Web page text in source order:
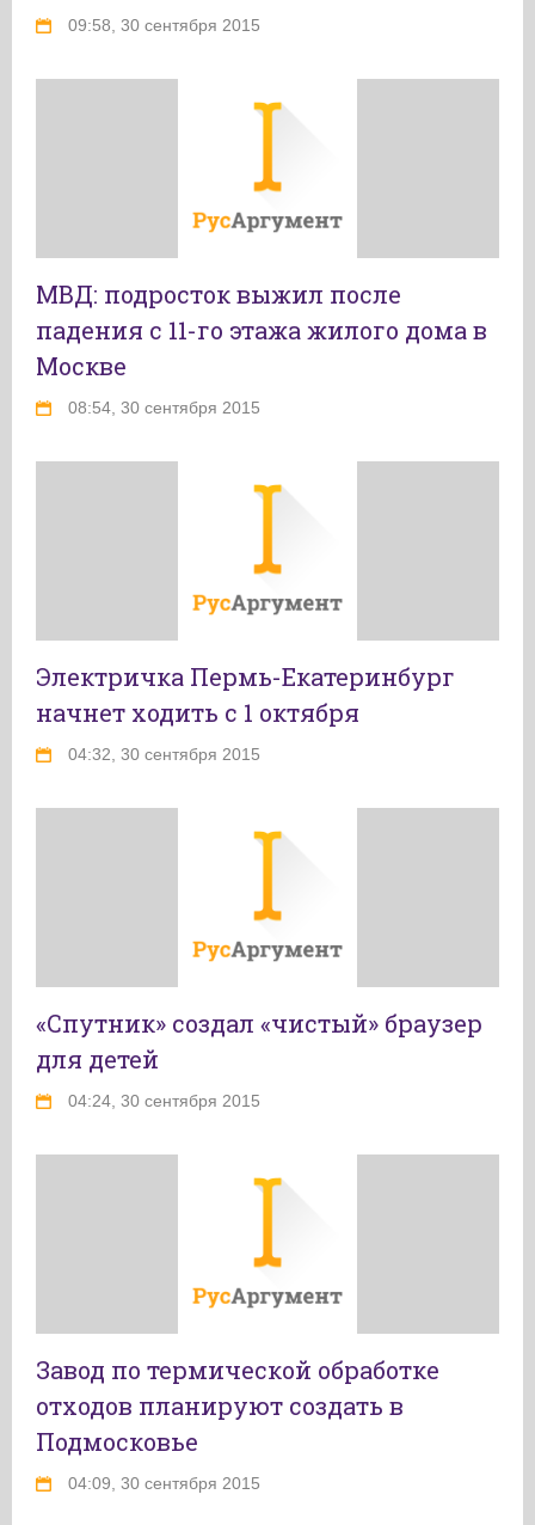
09:58, 30 сентября 2015
МВД: подросток выжил после
падения с 11-го этажа жилого дома в
Москве
08:54, 30 сентября 2015
Электричка Пермь-Екатеринбург
начнет ходить с 1 октября
04:32, 30 сентября 2015
«Спутник» создал «чистый» браузер
для детей
04:24, 30 сентября 2015
Завод по термической обработке
отходов планируют создать в
Подмосковье
04:09, 30 сентября 2015